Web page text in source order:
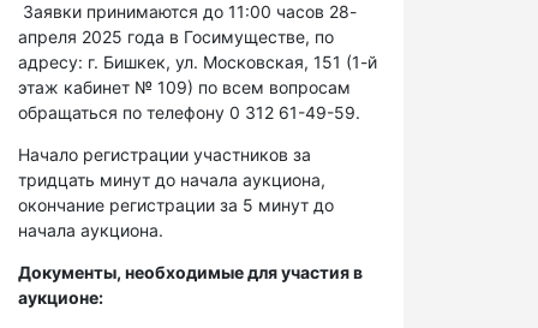
Заявки принимаются до 11:00 часов 28-
апреля 2025 года в Госимуществе, по
адресу: г. Бишкек, ул. Московская, 151 (1-й
этаж кабинет № 109) по всем вопросам
обращаться по телефону 0 312 61-49-59.
Начало регистрации участников за
тридцать минут до начала аукциона,
окончание регистрации за 5 минут до
начала аукциона.
Документы, необходимые для участия в
аукционе: